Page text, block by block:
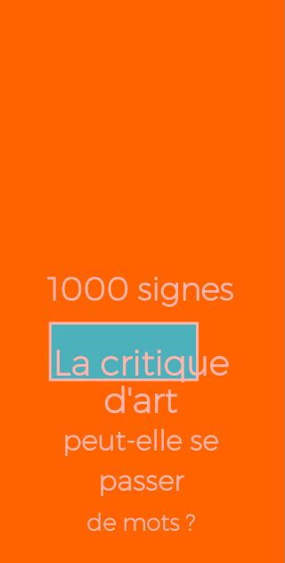
1000 signes
La critique
d'art
peut-elle se
passer
de mots ?